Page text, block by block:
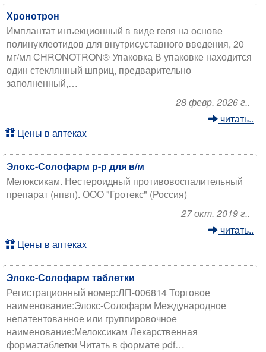
Хронотрон
Имплантат инъекционный в виде геля на основе
полинуклеотидов для внутрисуставного введения, 20
мг/мл CHRONOTRON® Упаковка В упаковке находится
один стеклянный шприц, предварительно
заполненный,…
28 февр. 2026 г..
читать..
Цены в аптеках
Элокс-Солофарм р-р для в/м
Мелоксикам. Нестероидный противовоспалительный
препарат (нпвп). ООО "Гротекс" (Россия)
27 окт. 2019 г..
читать..
Цены в аптеках
Элокс-Солофарм таблетки
Регистрационный номер:ЛП-006814 Торговое
наименование:Элокс-Солофарм Международное
непатентованное или группировочное
наименование:Мелоксикам Лекарственная
форма:таблетки Читать в формате pdf…